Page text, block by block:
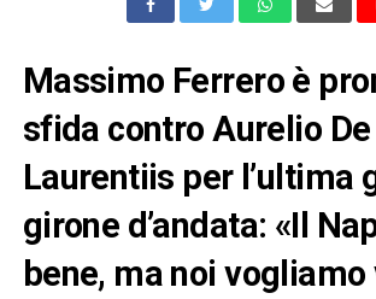
Massimo Ferrero è
sfida contro Aurelio De
Laurentiis per l’ultima
girone d’andata: «Il
bene, ma noi vogliamo